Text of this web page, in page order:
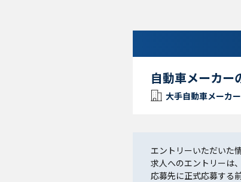
自動車メーカー
大手自動車メーカー
エントリーいただいた
求人へのエントリーは
応募先に正式応募する